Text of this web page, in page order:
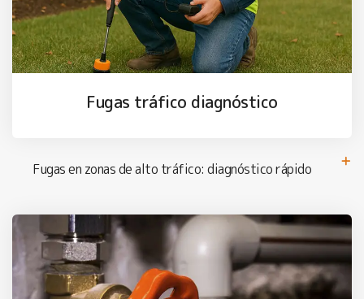
Fugas tráfico diagnóstico
Fugas en zonas de alto tráfico: diagnóstico rápido